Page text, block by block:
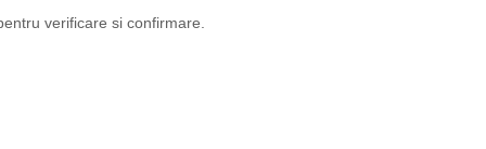
verificare si confirmare.